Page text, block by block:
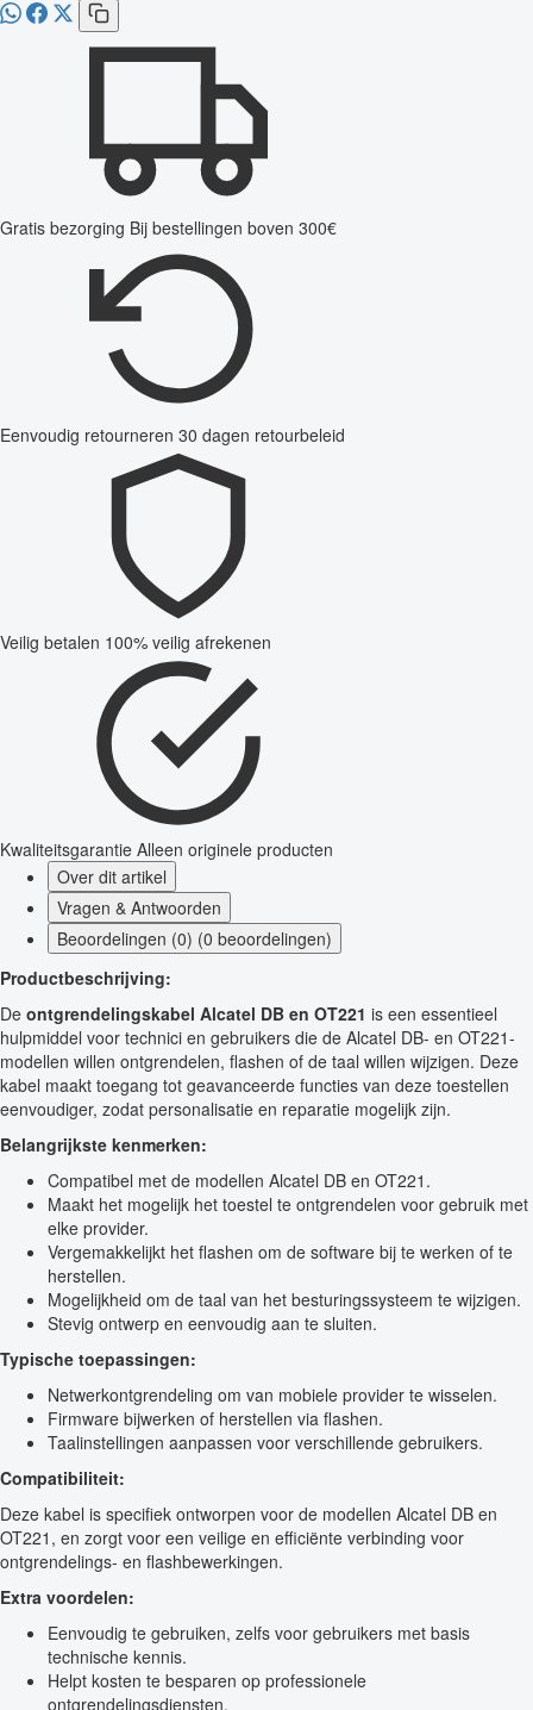
Gratis bezorging Bij bestellingen boven 300€
Eenvoudig retourneren 30 dagen retourbeleid
Veilig betalen 100% veilig afrekenen
Kwaliteitsgarantie Alleen originele producten
Over dit artikel
Vragen & Antwoorden
Beoordelingen (0) (0 beoordelingen)
Productbeschrijving:
De ontgrendelingskabel Alcatel DB en OT221 is een essentieel
hulpmiddel voor technici en gebruikers die de Alcatel DB- en OT221-
modellen willen ontgrendelen, flashen of de taal willen wijzigen. Deze
kabel maakt toegang tot geavanceerde functies van deze toestellen
eenvoudiger, zodat personalisatie en reparatie mogelijk zijn.
Belangrijkste kenmerken:
Compatibel met de modellen Alcatel DB en OT221.
Maakt het mogelijk het toestel te ontgrendelen voor gebruik met
elke provider.
Vergemakkelijkt het flashen om de software bij te werken of te
herstellen.
Mogelijkheid om de taal van het besturingssysteem te wijzigen.
Stevig ontwerp en eenvoudig aan te sluiten.
Typische toepassingen:
Netwerkontgrendeling om van mobiele provider te wisselen.
Firmware bijwerken of herstellen via flashen.
Taalinstellingen aanpassen voor verschillende gebruikers.
Compatibiliteit:
Deze kabel is specifiek ontworpen voor de modellen Alcatel DB en
OT221, en zorgt voor een veilige en efficiënte verbinding voor
ontgrendelings- en flashbewerkingen.
Extra voordelen:
Eenvoudig te gebruiken, zelfs voor gebruikers met basis
technische kennis.
Helpt kosten te besparen op professionele
ontgrendelingsdiensten.